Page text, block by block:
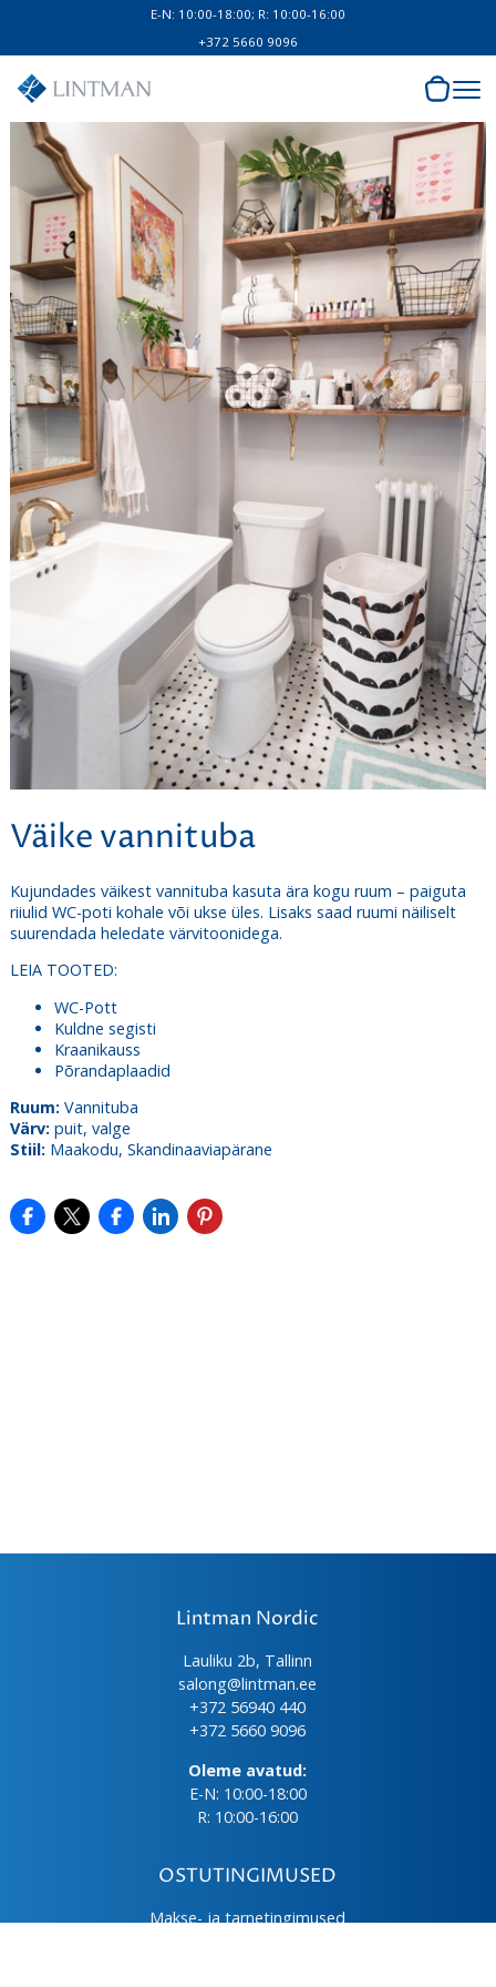
E-N: 10:00-18:00; R: 10:00-16:00
+372 5660 9096
Väike vannituba
Kujundades väikest vannituba kasuta ära kogu ruum – paiguta
riiulid WC-poti kohale või ukse üles. Lisaks saad ruumi näiliselt
suurendada heledate värvitoonidega.
LEIA TOOTED:
WC-Pott
Kuldne segisti
Kraanikauss
Põrandaplaadid
Ruum:Vannituba
Värv:puit, valge
Stiil:Maakodu, Skandinaaviapärane
Lintman Nordic
Lauliku 2b, Tallinn
salong@lintman.ee
+372 56940 440
+372 5660 9096
Oleme avatud:
E-N: 10:00-18:00
R: 10:00-16:00
OSTUTINGIMUSED
Makse- ja tarnetingimused